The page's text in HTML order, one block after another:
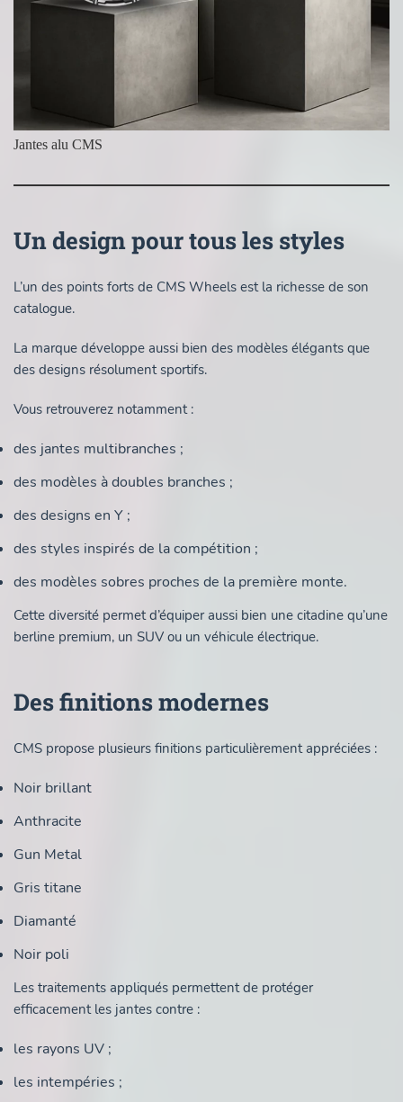
Jantes alu CMS
Un design pour tous les styles
L’un des points forts de CMS Wheels est la richesse de son
catalogue.
La marque développe aussi bien des modèles élégants que
des designs résolument sportifs.
Vous retrouverez notamment :
des jantes multibranches ;
des modèles à doubles branches ;
des designs en Y ;
des styles inspirés de la compétition ;
des modèles sobres proches de la première monte.
Cette diversité permet d’équiper aussi bien une citadine qu’une
berline premium, un SUV ou un véhicule électrique.
Des finitions modernes
CMS propose plusieurs finitions particulièrement appréciées :
Noir brillant
Anthracite
Gun Metal
Gris titane
Diamanté
Noir poli
Les traitements appliqués permettent de protéger
efficacement les jantes contre :
les rayons UV ;
les intempéries ;